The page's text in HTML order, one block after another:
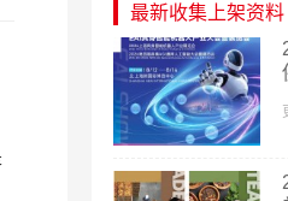
最新收集上架资料